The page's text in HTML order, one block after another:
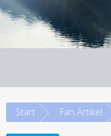
Start Fan Artikel